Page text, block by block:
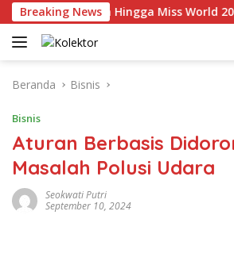
Langsung
ke
konten
Breaking News
Indonesia Hingga Miss World 2026
Beranda Bisnis
Bisnis
Aturan Berbasis
Masalah Polusi Udara
Seokwati Putri
September 10, 2024